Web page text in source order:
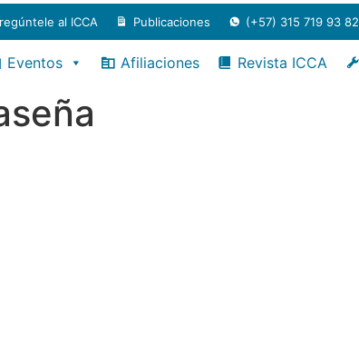
al ICCA Publicaciones (+57) 315 719 93 82
Eventos Afiliaciones Revista ICCA